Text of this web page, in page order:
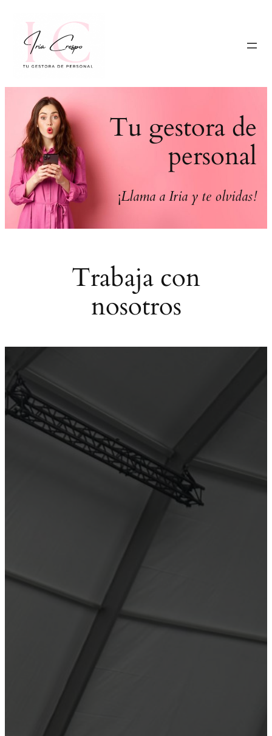
contenido
Tu gestora de
personal
¡Llama a Iria y te olvidas!
Trabaja con
nosotros